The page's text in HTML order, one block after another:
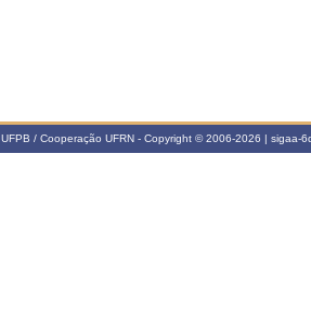
/ Cooperação UFRN - Copyright © 2006-2026 | sigaa-